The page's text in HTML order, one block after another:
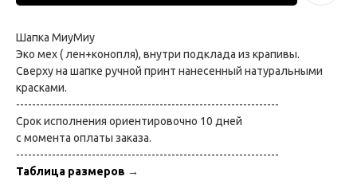
Шапка МиуМиу
Эко мех ( лен+конопля), внутри подклада из крапивы.
Сверху на шапке ручной принт нанесенный натуральными
красками.
------------------------------------------------------------------
Срок исполнения ориентировочно 10 дней
с момента оплаты заказа.
------------------------------------------------------------------
Таблица размеров →